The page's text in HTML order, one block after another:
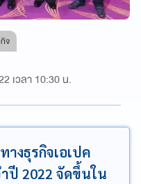
จ
เวลา 10:30 น.
งธุรกิจเอเปค
ปี 2022 จัดขึ้นใน